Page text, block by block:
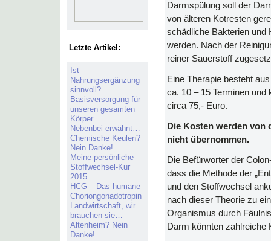
Letzte Artikel:
Ist
Nahrungsergänzung
sinnvoll?
Basisversorgung für
unseren gesamten
Körper
Nebenbei erwähnt…
Chemische Keulen?
Nein Danke!
Meine persönliche
Stoffwechsel-Kur
2015
HCG – Das humane
Choriongonadotropin
Landwirtschaft, wir
brauchen sie…
Altenheim? Nein
Danke!
Darmspülung soll der
von älteren Kotresten
schädliche Bakterien und
werden. Nach der
reiner Sauerstoff
Eine Therapie besteht
ca. 10 – 15 Terminen und
circa 75,- Euro.
Die Kosten werden von
nicht übernommen.
Die Befürworter der
dass die Methode der
und den Stoffwechsel
nach dieser Theorie zu
Organismus durch
Darm könnten zahlreiche